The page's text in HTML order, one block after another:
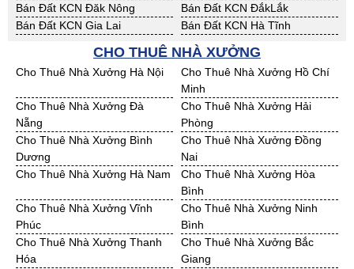
Bán Đất KCN Đăk Nông
Bán Đất KCN ĐắkLắk
Bán Đất KCN Gia Lai
Bán Đất KCN Hà Tĩnh
Bán Đất KCN Nghệ An
Bán Đất KCN Ninh Thuận
Bán Đất KCN Phú Yên
Bán Đất KCN Quảng Bình
Bán Đất KCN Quảng Nam
Bán Đất KCN Quảng Ngãi
Bán Đất KCN Bà Rịa - VT
Bán Đất KCN Cần Thơ
Bán Đất KCN An Giang
Bán Đất KCN Bạc Liêu
Bán Đất KCN Bến Tre
Bán Đất KCN Bình Phước
Bán Đất KCN Cà Mau
Bán Đất KCN Đồng Tháp
Bán Đất KCN Hậu Giang
Bán Đất KCN Kiên Giang
Bán Đất KCN Long An
Bán Đất KCN Sóc Trăng
Bán Đất KCN Tây Ninh
Bán Đất KCN Tiền Giang
Bán Đất KCN Trà Vinh
Bán Đất KCN Vĩnh Long
Bán Đất KCN Hải Dương
Bán Đất KCN Hưng Yên
Bán Đất KCN Quảng Ninh
CHO THUÊ NHÀ XƯỞNG
Cho Thuê Nhà Xưởng Hà Nội
Cho Thuê Nhà Xưởng Hồ Chí
Minh
Cho Thuê Nhà Xưởng Đà
Nẵng
Cho Thuê Nhà Xưởng Hải
Phòng
Cho Thuê Nhà Xưởng Bình
Dương
Cho Thuê Nhà Xưởng Đồng
Nai
Cho Thuê Nhà Xưởng Hà Nam
Cho Thuê Nhà Xưởng Hòa
Bình
Cho Thuê Nhà Xưởng Vĩnh
Phúc
Cho Thuê Nhà Xưởng Ninh
Bình
Cho Thuê Nhà Xưởng Thanh
Hóa
Cho Thuê Nhà Xưởng Bắc
Giang